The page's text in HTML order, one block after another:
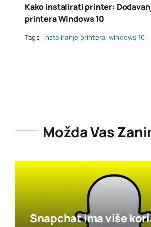
Kako instalirati printer:
printera Windows 10
Tags: instaliranje printera, windows 10
Možda Vas
Snapchat ima više